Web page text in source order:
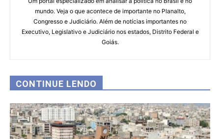
mundo. Veja o que acontece de importante no Planalto,
Congresso e Judiciário. Além de notícias importantes no
Executivo, Legislativo e Judiciário nos estados, Distrito Federal e
Goiás.
CONTINUE LENDO